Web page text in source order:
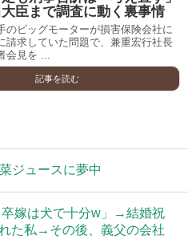
臣まで調査に動く裏事情
のビッグモーターが損害保険会社に
請求していた問題で、兼重宏行社長
会見を ...
記事を読む
ジュースに夢中
卒嫁は犬で十分w」→結婚祝
た私→その後、義父の会社